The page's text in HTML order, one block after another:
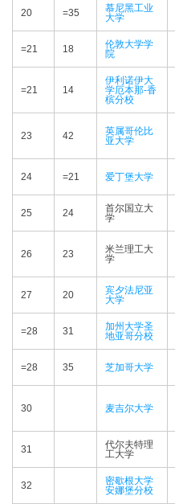
20 =35
慕尼黑工业
大学
=21 18
伦敦大学学
院
=21 14
伊利诺伊大
学厄本那-香
槟分校
23 42
英属哥伦比
亚大学
24 =21 爱丁堡大学
25 24
首尔国立大
学
26 23
米兰理工大
学
27 20
宾夕法尼亚
大学
=28 31
加州大学圣
地亚哥分校
=28 35 芝加哥大学
30 麦吉尔大学
31
代尔夫特理
工大学
32
密歇根大学
安娜堡分校